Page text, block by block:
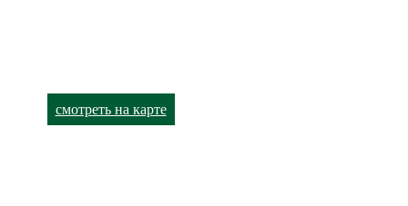
смотреть на карте